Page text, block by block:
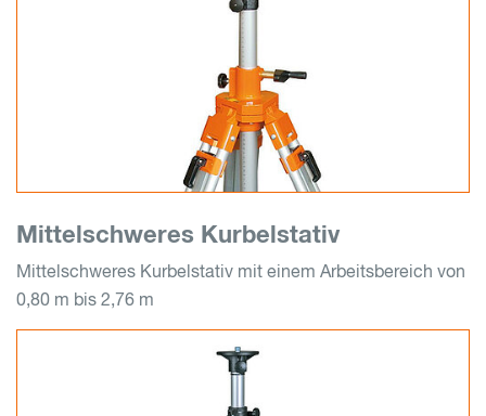
Mittelschweres Kurbelstativ
Mittelschweres Kurbelstativ mit einem Arbeitsbereich von
0,80 m bis 2,76 m